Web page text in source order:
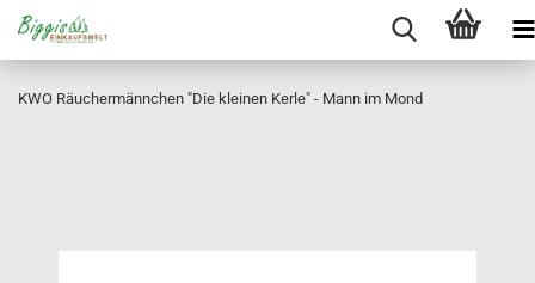
KWO Räuchermännchen "Die kleinen Kerle" - Mann im Mond